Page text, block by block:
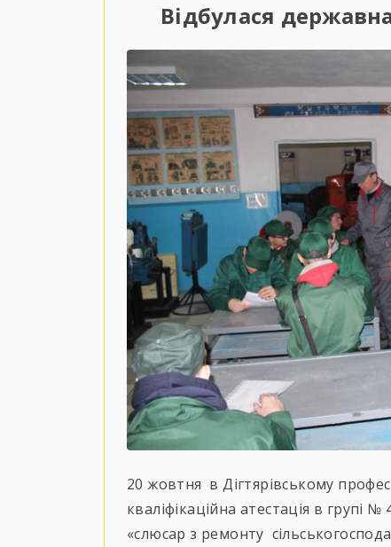
Відбулася
20 жовтня в Дігтярівському
кваліфікаційна атестація в групі №
«слюсар з ремонту